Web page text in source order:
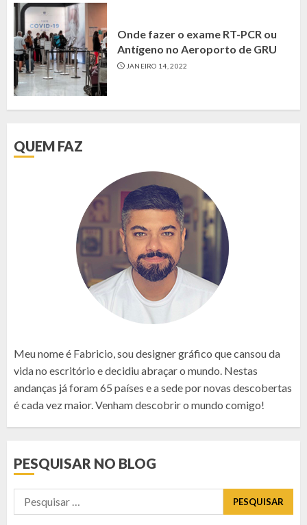
Onde fazer o exame RT-PCR ou
Antígeno no Aeroporto de GRU
JANEIRO 14, 2022
QUEM FAZ
Meu nome é Fabricio, sou designer gráfico que cansou da
vida no escritório e decidiu abraçar o mundo. Nestas
andanças já foram 65 países e a sede por novas descobertas
é cada vez maior. Venham descobrir o mundo comigo!
PESQUISAR NO BLOG
Pesquisar
por: